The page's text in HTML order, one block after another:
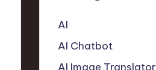
AI
AI Chatbot
AI Image Translator